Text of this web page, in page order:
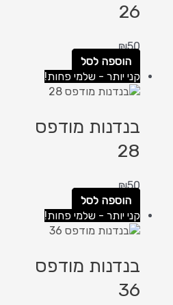
26
₪50
הוספה לסל
קני יותר - שלמי פחות!
בנדנות מודפס
28
₪50
הוספה לסל
קני יותר - שלמי פחות!
בנדנות מודפס
36